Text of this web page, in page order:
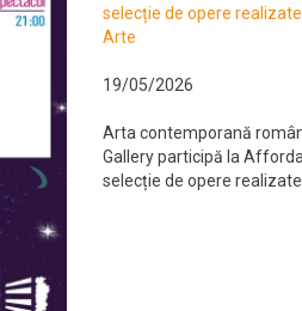
selecție de opere
Arte
19/05/2026
Arta contemporană
Gallery participă la
selecție de opere realizate...